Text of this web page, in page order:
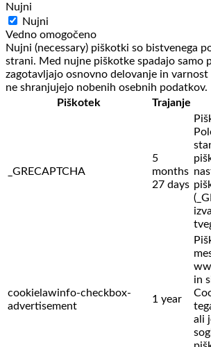
Nujni
Nujni
Vedno omogočeno
Nujni (necessary) piškotki so bistvenega
strani. Med nujne piškotke spadajo samo
zagotavljajo osnovno delovanje in
ne shranjujejo nobenih osebnih podatkov.
Piškotek
Trajanje
_GRECAPTCHA
5
months
27 days
cookielawinfo-checkbox-
advertisement
1 year
in
ali